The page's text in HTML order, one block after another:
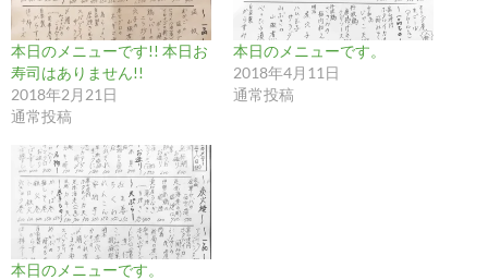
本日のメニューです!! 本日お
寿司はありません!!
2018年2月21日
通常投稿
本日のメニューです。
2018年4月11日
通常投稿
本日のメニューです。